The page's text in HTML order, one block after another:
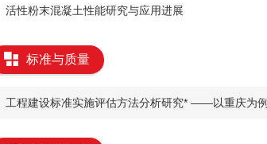
​活性粉末混凝土性能研究与应用进展
标准与质量
​工程建设标准实施评估方法分析研究* ——以重庆为例